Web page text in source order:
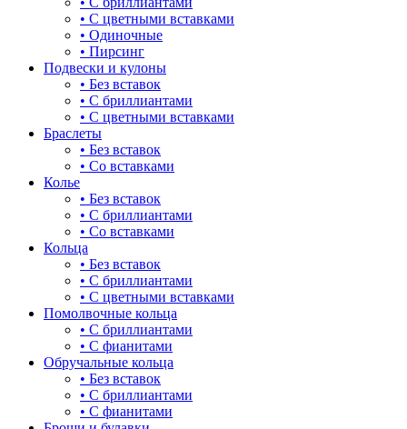
длинные
для мам
драконы и змеи
другие религии
животный мир
жучки и букашки
звезды
знаки зодиака
капля
квадрат (куб)
клевер
• С цветными вставками
• Одиночные
• Пирсинг
Подвески и кулоны
• Без вставок
• С бриллиантами
• С цветными вставками
Браслеты
• Без вставок
• Со вставками
Колье
• Без вставок
• С бриллиантами
• Со вставками
Кольца
• Без вставок
• С бриллиантами
• С цветными вставками
Помолвочные кольца
• С бриллиантами
• С фианитами
Обручальные кольца
• Без вставок
• С бриллиантами
• С фианитами